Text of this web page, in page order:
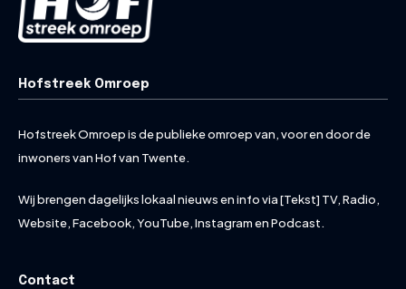
Hofstreek Omroep
Hofstreek Omroep is de publieke omroep van, voor en door de
inwoners van Hof van Twente.
Wij brengen dagelijks lokaal nieuws en info via [Tekst] TV, Radio,
Website, Facebook, YouTube, Instagram en Podcast.
Contact